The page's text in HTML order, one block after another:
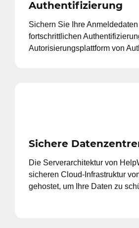
Authentifizierung
Sichern Sie Ihre
fortschrittlichen
Autorisierungsplattform von
Sichere
Die Serverarchitektur von
sicheren Cloud-Infrastruktur
gehostet, um Ihre Daten zu